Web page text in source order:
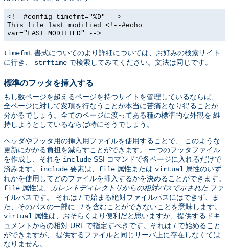
<!--#config timefmt="%D" -->
This file last modified <!--#echo
var="LAST_MODIFIED" -->
timefmt 書式についてのより詳細については、お好みの検索サイト
に行き、 strftime で検索してみてください。文法は同じです。
標準のフッタを挿入する
もし数ページを超えるページを持つサイトを管理しているならば、
全ページに対して変項を行なうことが本当に苦痛となり得ることが
分かるでしょう。全てのページに渡ってある種の標準的な外観を 維
持しようとしているならば特にそうでしょう。
ヘッダやフッタ用の挿入用ファイルを使用することで、 このような
更新にかかる負担を減らすことができます。 一つのフッタファイル
を作成し、それを include SSI コマンドで各ページに入れるだけで
済みます。 include 要素は、 file 属性または virtual 属性のいず
れかを使用してどのファイルを挿入するかを決めることができます。
file 属性は、 カレントディレクトリからの相対パスで示された ファ
イルパスです。 それは / で始まる絶対ファイルパスにはできず、ま
た、そのパスの一部に ../ を含むことができないことを意味します。
virtual 属性は、おそらくより便利だと思いますが、提供するドキ
ュメントからの相対 URL で指定すべきです。それは / で始めること
ができますが、 提供するファイルと同じサーバ上に存在しなくては
なりません。